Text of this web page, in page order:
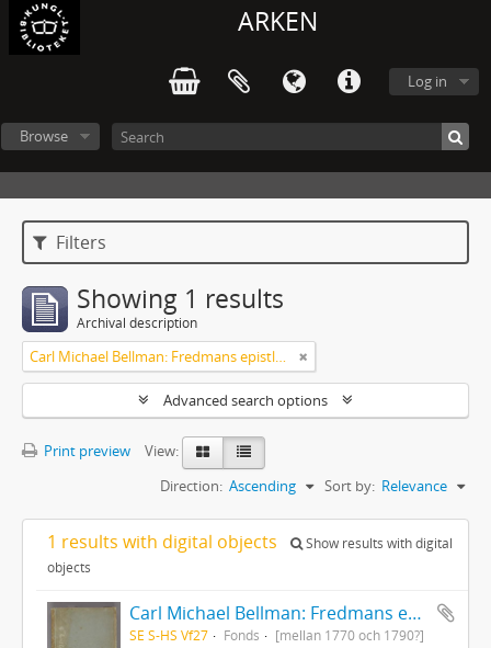
ARKEN
Log in
Browse
Filters
Showing 1 results
Archival description
Carl Michael Bellman: Fredmans epistlar m.m.
Advanced search options
Print preview
View:
Sort by: Relevance
Direction: Ascending
1 results with digital objects
Show results with digital
objects
Carl Michael Bellman: Fredmans epistlar m.m.
SE S-HS Vf27 Fonds [mellan 1770 och 1790?]